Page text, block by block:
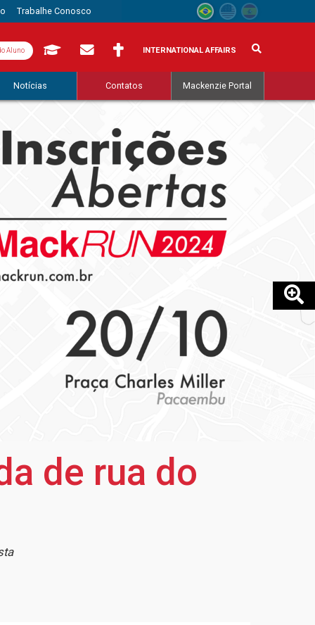
Trabalhe Conosco
Aluno INTERNATIONAL AFFAIRS
Notícias Contatos Mackenzie Portal
de rua do